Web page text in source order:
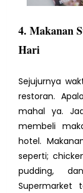
4. Makanan
Hari
Sejujurnya
restoran.
mahal ya.
membeli
hotel.
seperti;
pudding,
Supermarket